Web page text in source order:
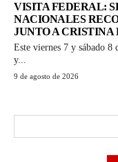
VISITA FEDERAL:
NACIONALES
JUNTO A CRISTINA
Este viernes 7 y sábado 8
y...
9 de agosto de 2026